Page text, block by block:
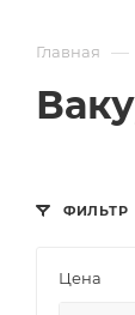
Главная —
ФИЛЬТР
Цена